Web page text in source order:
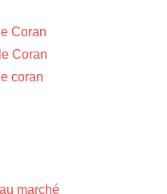
Coran
Coran
coran
marché